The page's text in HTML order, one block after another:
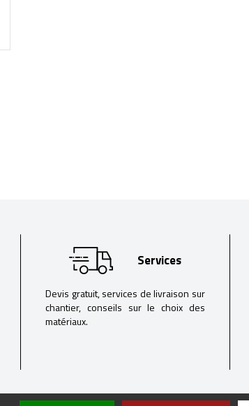
Services
Devis gratuit, services de livraison sur
chantier, conseils sur le choix des
matériaux.